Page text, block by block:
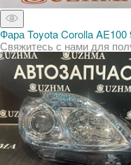
Фара Toyota Corolla AE100
Свяжитесь с нами для